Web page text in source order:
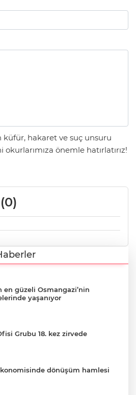
küfür, hakaret ve suç unsuru
önemle hatırlatırız!
0)
en güzeli Osmangazi’nin
yaşanıyor
Grubu 18. kez zirvede
dönüşüm hamlesi